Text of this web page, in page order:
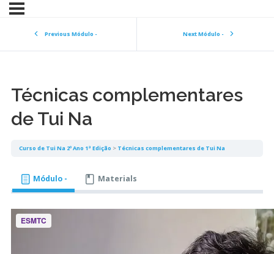
Previous Módulo - Next Módulo -
Técnicas complementares
de Tui Na
Curso de Tui Na 2º Ano 1ª Edição Técnicas complementares de Tui Na
Módulo - Materials